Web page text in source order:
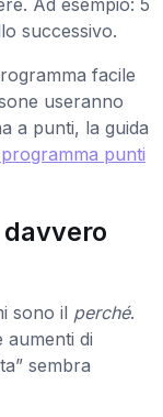
Ad esempio: 5
successivo.
facile
useranno
a punti, la guida
punti
sono il perché.
aumenti di
sembra